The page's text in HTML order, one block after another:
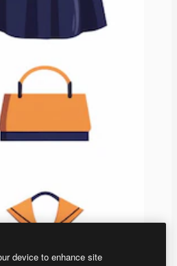
device to enhance site